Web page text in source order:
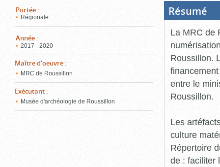
Portée :
Régionale
Année :
2017 - 2020
Maître d'oeuvre :
MRC de Roussillon
Exécutant :
Musée d'archéologie de Roussillon
Résumé
La MRC de
Roussillon.
entre le
Roussillon.
Les
culture
Répertoire
de : faciliter